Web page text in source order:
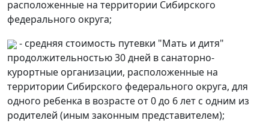
расположенные на территории Сибирского
федерального округа;
- средняя стоимость путевки "Мать и дитя"
продолжительностью 30 дней в санаторно-
курортные организации, расположенные на
территории Сибирского федерального округа, для
одного ребенка в возрасте от 0 до 6 лет с одним из
родителей (иным законным представителем);